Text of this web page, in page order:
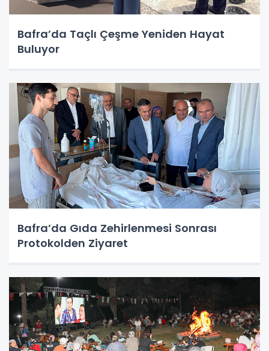
Bafra’da Taçlı Çeşme Yeniden Hayat
Buluyor
Bafra’da Gıda Zehirlenmesi Sonrası
Protokolden Ziyaret